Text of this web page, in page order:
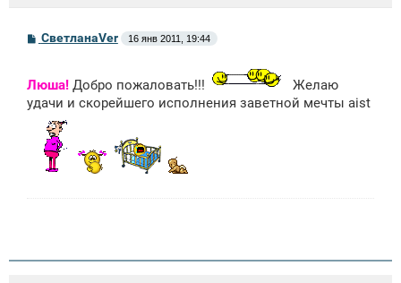
С
щ
е
н
СветланаVer 16 янв 2011, 19:44
Люша! Добро пожаловать!!!
Желаю
удачи и скорейшего исполнения заветной мечты aist